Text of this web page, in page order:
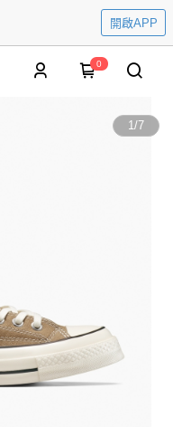
開啟APP
0
1/7